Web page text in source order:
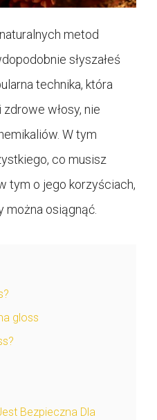
metod
słyszałeś
technika, która
włosy, nie
W tym
co musisz
tym o jego korzyściach,
można osiągnąć.
gloss
Bezpieczna Dla